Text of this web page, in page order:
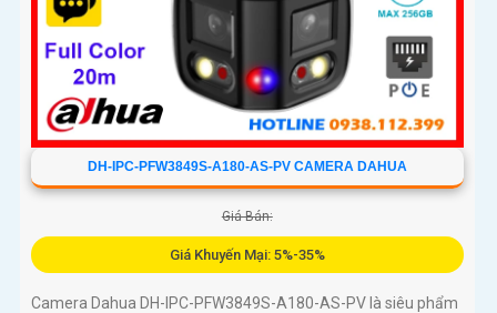
DH-IPC-PFW3849S-A180-AS-PV CAMERA DAHUA
Giá Bán:
Giá Khuyến Mại: 5%-35%
Camera Dahua DH-IPC-PFW3849S-A180-AS-PV là siêu phẩm